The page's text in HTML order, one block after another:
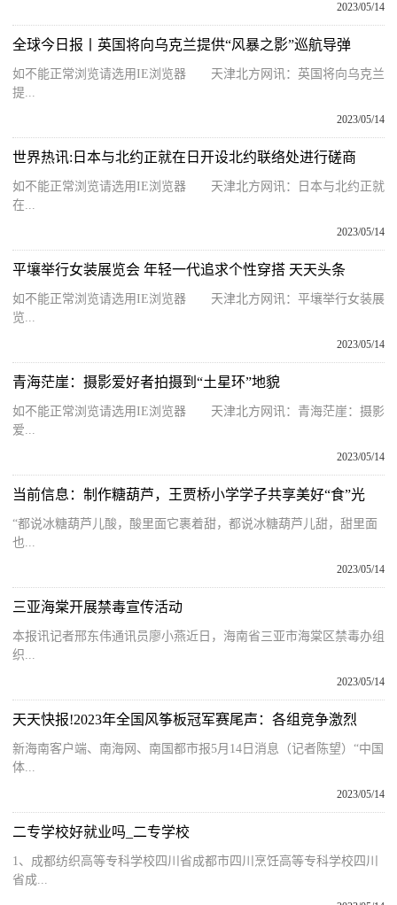
2023/05/14
全球今日报丨英国将向乌克兰提供“风暴之影”巡航导弹
如不能正常浏览请选用IE浏览器 天津北方网讯：英国将向乌克兰
提...
2023/05/14
世界热讯:日本与北约正就在日开设北约联络处进行磋商
如不能正常浏览请选用IE浏览器 天津北方网讯：日本与北约正就
在...
2023/05/14
平壤举行女装展览会 年轻一代追求个性穿搭 天天头条
如不能正常浏览请选用IE浏览器 天津北方网讯：平壤举行女装展
览...
2023/05/14
青海茫崖：摄影爱好者拍摄到“土星环”地貌
如不能正常浏览请选用IE浏览器 天津北方网讯：青海茫崖：摄影
爱...
2023/05/14
当前信息：制作糖葫芦，王贾桥小学学子共享美好“食”光
“都说冰糖葫芦儿酸，酸里面它裹着甜，都说冰糖葫芦儿甜，甜里面
也...
2023/05/14
三亚海棠开展禁毒宣传活动
本报讯记者邢东伟通讯员廖小燕近日，海南省三亚市海棠区禁毒办组
织...
2023/05/14
天天快报!2023年全国风筝板冠军赛尾声：各组竞争激烈
新海南客户端、南海网、南国都市报5月14日消息（记者陈望）“中国
体...
2023/05/14
二专学校好就业吗_二专学校
1、成都纺织高等专科学校四川省成都市四川烹饪高等专科学校四川
省成...